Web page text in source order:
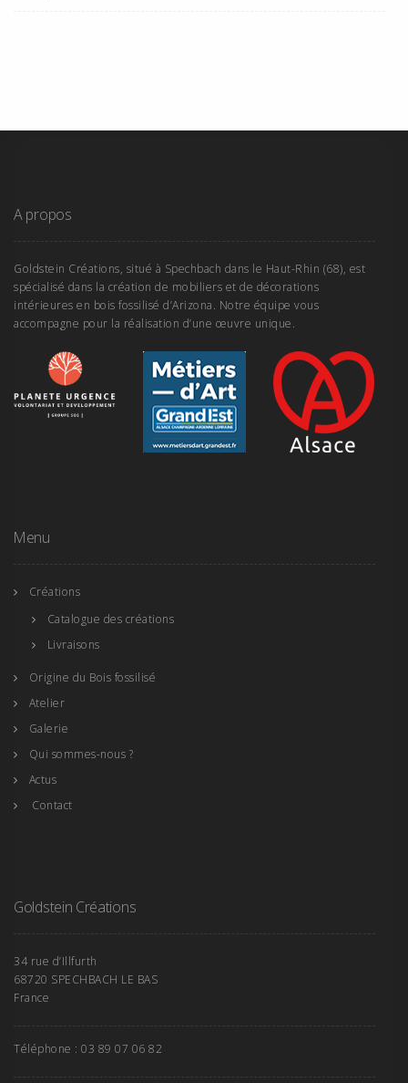
A propos
Goldstein Créations, situé à Spechbach dans le Haut-Rhin (68), est
spécialisé dans la création de mobiliers et de décorations
intérieures en bois fossilisé d’Arizona. Notre équipe vous
accompagne pour la réalisation d’une œuvre unique.
Menu
Créations
Catalogue des créations
Livraisons
Origine du Bois fossilisé
Atelier
Galerie
Qui sommes-nous ?
Actus
Contact
Goldstein Créations
34 rue d’Illfurth
68720 SPECHBACH LE BAS
France
Téléphone : 03 89 07 06 82